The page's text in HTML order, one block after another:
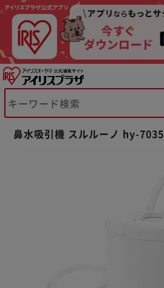
鼻水吸引機 スルルーノ hy-7035